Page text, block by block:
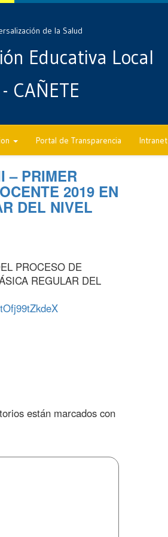
de la Salud
Educativa Local
CAÑETE
Portal de Transparencia Intranet
– PRIMER
2019 EN
DEL NIVEL
PROCESO DE
REGULAR DEL
están marcados con